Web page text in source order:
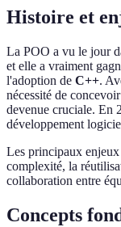
Histoire et
La POO a vu le jour
et elle a vraiment
l'adoption de C++.
nécessité de
devenue cruciale. En
développement
Les principaux
complexité, la
collaboration entre
Concepts